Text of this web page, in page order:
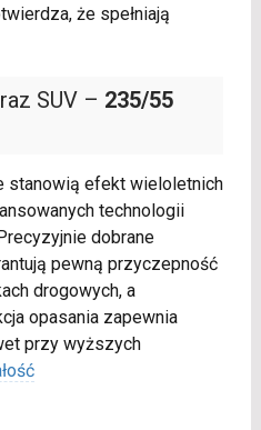
że spełniają
SUV – 235/55
stanowią efekt wieloletnich
technologii
dobrane
pewną przyczepność
drogowych, a
opasania zapewnia
przy wyższych